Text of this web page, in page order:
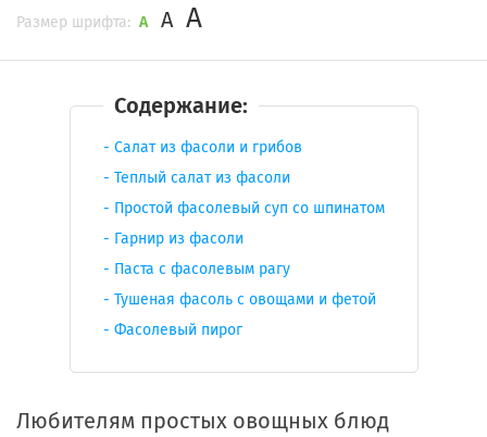
Размер шрифта: A A A
Содержание:
Салат из фасоли и грибов
Теплый салат из фасоли
Простой фасолевый суп со шпинатом
Гарнир из фасоли
Паста с фасолевым рагу
Тушеная фасоль с овощами и фетой
Фасолевый пирог
Любителям простых овощных блюд